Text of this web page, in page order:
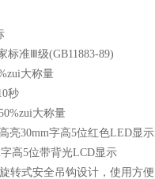
Ⅲ级(GB11883-89)
大称量
秒
大称量
字高5位红色LED显示
带背光LCD显示
全吊钩设计，使用方便